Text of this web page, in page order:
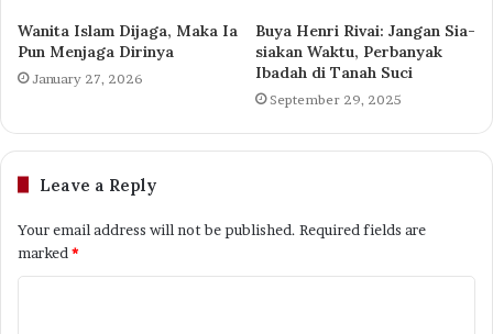
Wanita Islam Dijaga, Maka Ia
Pun Menjaga Dirinya
January 27, 2026
Buya Henri Rivai: Jangan Sia-
siakan Waktu, Perbanyak
Ibadah di Tanah Suci
September 29, 2025
Leave a Reply
Your email address will not be published. Required fields are
marked *